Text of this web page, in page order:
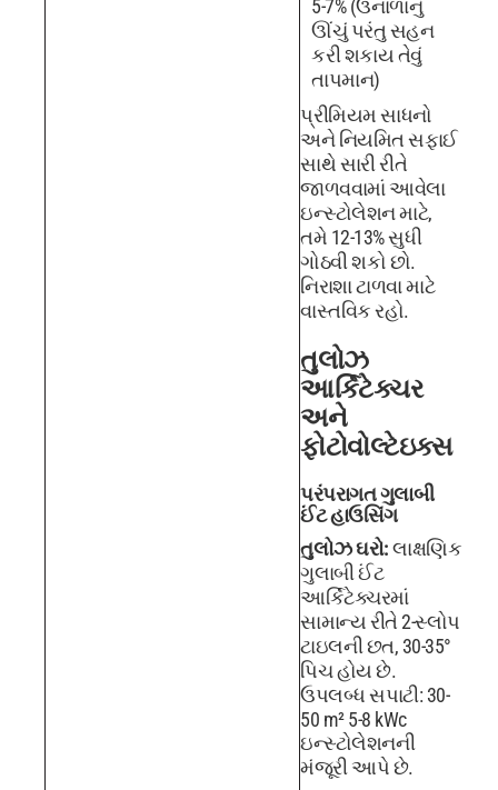
5-7% (ઉનાળાનું
ઊંચું પરંતુ સહન
કરી શકાય તેવું
તાપમાન)
પ્રીમિયમ સાધનો
અને નિયમિત સફાઈ
સાથે સારી રીતે
જાળવવામાં આવેલા
ઇન્સ્ટોલેશન માટે,
તમે 12-13% સુધી
ગોઠવી શકો છો.
નિરાશા ટાળવા માટે
વાસ્તવિક રહો.
તુલોઝ
આર્કિટેક્ચર
અને
ફોટોવોલ્ટેઇક્સ
પરંપરાગત ગુલાબી
ઈંટ હાઉસિંગ
તુલોઝ ઘરો:લાક્ષણિક
ગુલાબી ઈંટ
આર્કિટેક્ચરમાં
સામાન્ય રીતે 2-સ્લોપ
ટાઇલની છત, 30-35°
પિચ હોય છે.
ઉપલબ્ધ સપાટી: 30-
50 m² 5-8 kWc
ઇન્સ્ટોલેશનની
મંજૂરી આપે છે.